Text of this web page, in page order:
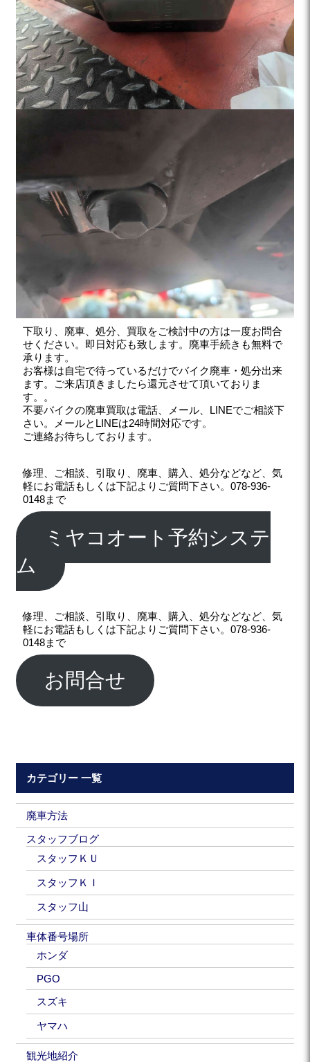
下取り、廃車、処分、買取をご検討中の方は一度お問合
せください。即日対応も致します。廃車手続きも無料で
承ります。
お客様は自宅で待っているだけでバイク廃車・処分出来
ます。ご来店頂きましたら還元させて頂いておりま
す。。
不要バイクの廃車買取は電話、メール、LINEでご相談下
さい。メールとLINEは24時間対応です。
ご連絡お待ちしております。
修理、ご相談、引取り、廃車、購入、処分などなど、気
軽にお電話もしくは下記よりご質問下さい。078-936-
0148まで
ミヤコオート予約システ
ム
修理、ご相談、引取り、廃車、購入、処分などなど、気
軽にお電話もしくは下記よりご質問下さい。078-936-
0148まで
お問合せ
カテゴリー 一覧
廃車方法
スタッフブログ
スタッフＫＵ
スタッフＫＩ
スタッフ山
車体番号場所
ホンダ
PGO
スズキ
ヤマハ
観光地紹介